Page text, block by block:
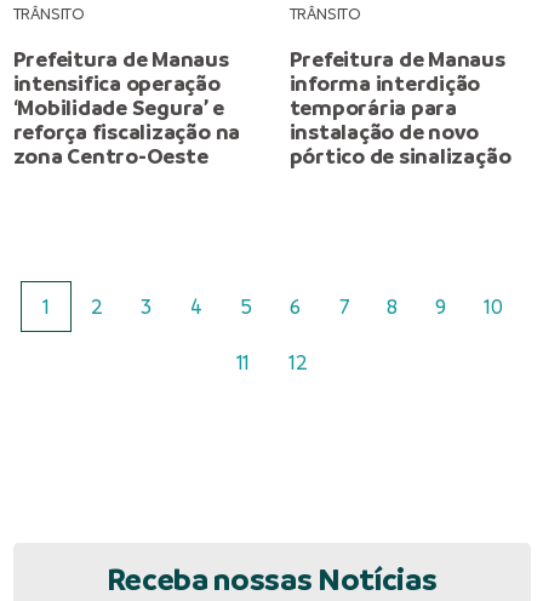
TRÂNSITO
Prefeitura de Manaus
intensifica operação
‘Mobilidade Segura’ e
reforça fiscalização na
zona Centro-Oeste
TRÂNSITO
Prefeitura de Manaus
informa interdição
temporária para
instalação de novo
pórtico de sinalização
1 2 3 4 5 6 7 8 9 10
11 12
Receba nossas Notícias